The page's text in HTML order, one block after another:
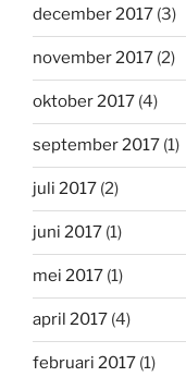
december 2017 (3)
november 2017 (2)
oktober 2017 (4)
september 2017 (1)
juli 2017 (2)
juni 2017 (1)
mei 2017 (1)
april 2017 (4)
februari 2017 (1)